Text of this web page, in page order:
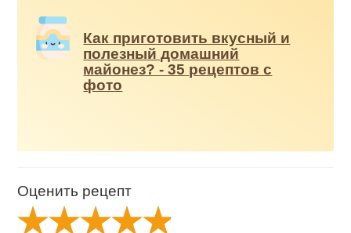
Как приготовить вкусный и
полезный домашний
майонез? - 35 рецептов с
фото
Оценить рецепт